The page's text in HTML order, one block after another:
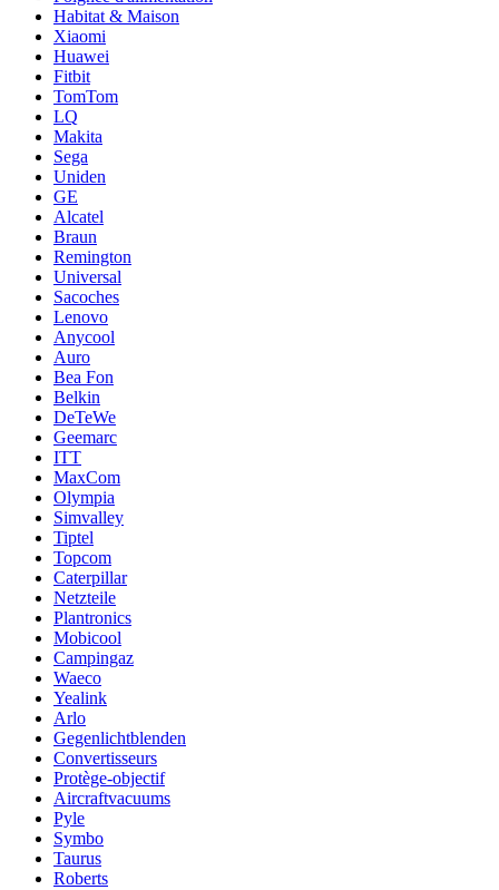
Habitat & Maison
Xiaomi
Huawei
Fitbit
TomTom
LQ
Makita
Sega
Uniden
GE
Alcatel
Braun
Remington
Universal
Sacoches
Lenovo
Anycool
Auro
Bea Fon
Belkin
DeTeWe
Geemarc
ITT
MaxCom
Olympia
Simvalley
Tiptel
Topcom
Caterpillar
Netzteile
Plantronics
Mobicool
Campingaz
Waeco
Yealink
Arlo
Gegenlichtblenden
Convertisseurs
Protège-objectif
Aircraftvacuums
Pyle
Symbo
Taurus
Roberts